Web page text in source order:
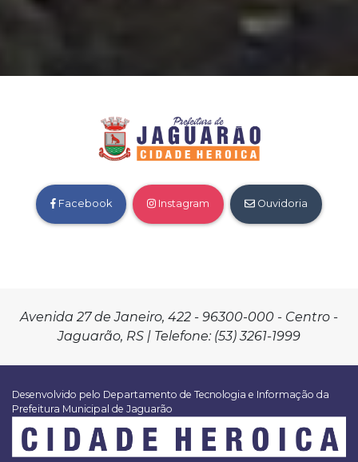
Facebook Instagram Ouvidoria
Avenida 27 de Janeiro, 422 - 96300-000 - Centro -
Jaguarão, RS | Telefone: (53) 3261-1999
Desenvolvido pelo Departamento de Tecnologia e Informação da
Prefeitura Municipal de Jaguarão